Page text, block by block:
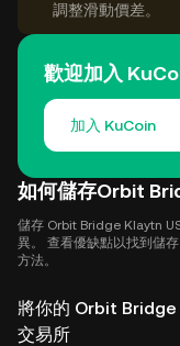
調整滑動價差。
歡迎加入
加入 KuCoin
如何儲存Orbit
儲存 Orbit Bridge Klaytn
異。 查看優缺點以找到儲
方法。
將你的 Orbit
交易所